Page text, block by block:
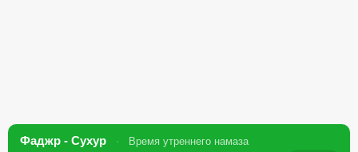
Фаджр - Сухур Время утреннего намаза